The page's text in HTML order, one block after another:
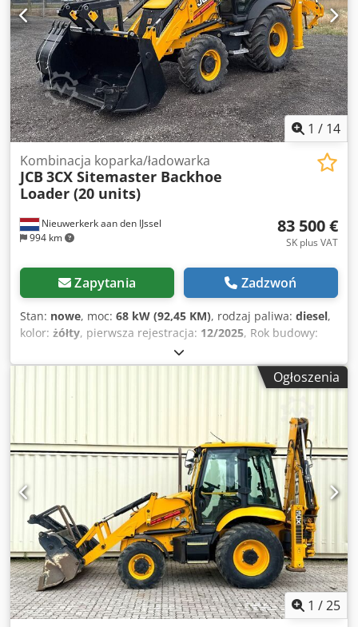
1 / 14
Nieuwerkerk aan den IJssel
994 km
Kombinacja koparka/ładowarka
JCB 3CX Sitemaster Backhoe
Loader (20 units)
83 500 €
SK plus VAT
Zapytania Zadzwoń
Stan: nowe, moc: 68 kW (92,45 KM), rodzaj paliwa: diesel,
kolor: żółty, pierwsza rejestracja: 12/2025, Rok budowy:
, = Dodatkowe opcje i wyposażenie = - Lampa
obrotowa - Automatyczna regulacja ogrzewania = Uwagi =
Typ: 3CX 14 z wysuwanym wysięgnikiem Silnik, norma
Stage II Manualne sterowanie (STD LIFT) Pakiet 3CX
Sitemaster Manualna skrzynia biegów, 4WD/2WS Kabina z
klimatyzacją i ogrzewaniem Instalacja elektryczna kabiny,
Livelink Bezpośredni montaż, wielofunkcyjna łyżka z
widłami, 2350 mm (92) Djdpfx Aozqdt Hjicjck 300 mm (12")
standardowy profil z zębami 600 mm (24") standardowy
profil z zębami Hydraulika ładowarki 3/8" Hydraulika młota,
amortyzator na końcu wysięgnika Reflektory przednie (lewa
strona, światło mijania) Lampa ostrzegawcza Sygnalizator
cofania = Dodatkowe informacje = Rok produkcji: 2026
Napęd: Kołowy Liczba cylindrów: 4 Masa własna: 8135 kg
Wymiary (dł. x szer. x wys.): 565 x 235 x 361 cm
Ogłoszenia
1 /25